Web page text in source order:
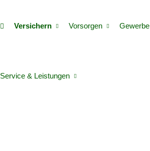
Versichern Vorsorgen Gewerbe
Service & Leistungen